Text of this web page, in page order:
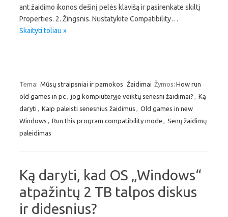
ant žaidimo ikonos dešinį pelės klavišą ir pasirenkate skiltį
Properties. 2. Žingsnis. Nustatykite Compatibility…
Skaityti toliau »
Tema: Mūsų straipsniai ir pamokos Žaidimai Žymos: How run
old games in pc
jog kompiuteryje veiktų senesni žaidimai?
Ką
daryti
Kaip paleisti senesnius žaidimus
Old games in new
Windows
Run this program compatibility mode
Senų žaidimų
paleidimas
Ką daryti, kad OS „Windows“
atpažintų 2 TB talpos diskus
ir didesnius?